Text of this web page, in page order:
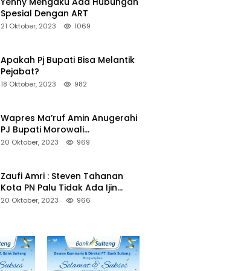
Spesial Dengan ART
21 Oktober, 2023 1069
Apakah Pj Bupati Bisa Melantik
Pejabat?
18 Oktober, 2023 982
Wapres Ma’ruf Amin Anugerahi
PJ Bupati Morowali
Penghargaan Paritrana Award
20 Oktober, 2023 969
Zaufi Amri : Steven Tahanan
Kota PN Palu Tidak Ada Ijin
Keluar Kota
20 Oktober, 2023 966